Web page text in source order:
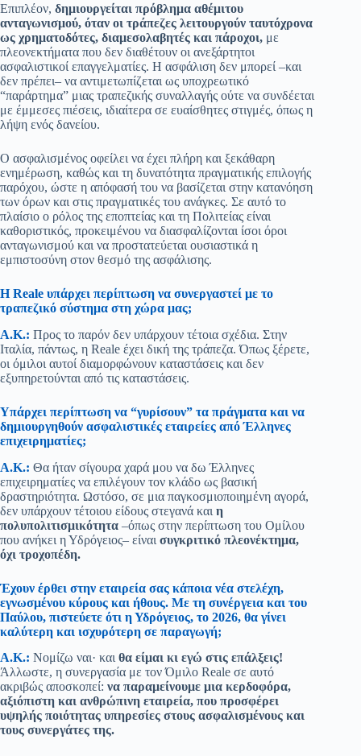
Επιπλέον, δημιουργείται πρόβλημα αθέμιτου
ανταγωνισμού, όταν οι τράπεζες λειτουργούν ταυτόχρονα
ως χρηματοδότες, διαμεσολαβητές και πάροχοι, με
πλεονεκτήματα που δεν διαθέτουν οι ανεξάρτητοι
ασφαλιστικοί επαγγελματίες. Η ασφάλιση δεν μπορεί –και
δεν πρέπει– να αντιμετωπίζεται ως υποχρεωτικό
“παράρτημα” μιας τραπεζικής συναλλαγής ούτε να συνδέεται
με έμμεσες πιέσεις, ιδιαίτερα σε ευαίσθητες στιγμές, όπως η
λήψη ενός δανείου.
Ο ασφαλισμένος οφείλει να έχει πλήρη και ξεκάθαρη
ενημέρωση, καθώς και τη δυνατότητα πραγματικής επιλογής
παρόχου, ώστε η απόφασή του να βασίζεται στην κατανόηση
των όρων και στις πραγματικές του ανάγκες. Σε αυτό το
πλαίσιο ο ρόλος της εποπτείας και τη Πολιτείας είναι
καθοριστικός, προκειμένου να διασφαλίζονται ίσοι όροι
ανταγωνισμού και να προστατεύεται ουσιαστικά η
εμπιστοσύνη στον θεσμό της ασφάλισης.
Η Reale υπάρχει περίπτωση να συνεργαστεί με το
τραπεζικό σύστημα στη χώρα μας;
Α.Κ.: Προς το παρόν δεν υπάρχουν τέτοια σχέδια. Στην
Ιταλία, πάντως, η Reale έχει δική της τράπεζα. Όπως ξέρετε,
οι όμιλοι αυτοί διαμορφώνουν καταστάσεις και δεν
εξυπηρετούνται από τις καταστάσεις.
Υπάρχει περίπτωση να “γυρίσουν” τα πράγματα και να
δημιουργηθούν ασφαλιστικές εταιρείες από Έλληνες
επιχειρηματίες;
Α.Κ.: Θα ήταν σίγουρα χαρά μου να δω Έλληνες
επιχειρηματίες να επιλέγουν τον κλάδο ως βασική
δραστηριότητα. Ωστόσο, σε μια παγκοσμιοποιημένη αγορά,
δεν υπάρχουν τέτοιου είδους στεγανά και η
πολυπολιτισμικότητα –όπως στην περίπτωση του Ομίλου
που ανήκει η Υδρόγειος– είναι συγκριτικό πλεονέκτημα,
όχι τροχοπέδη.
Έχουν έρθει στην εταιρεία σας κάποια νέα στελέχη,
εγνωσμένου κύρους και ήθους. Με τη συνέργεια και του
Παύλου, πιστεύετε ότι η Υδρόγειος, το 2026, θα γίνει
καλύτερη και ισχυρότερη σε παραγωγή;
Α.Κ.: Νομίζω ναι· και θα είμαι κι εγώ στις επάλξεις!
Άλλωστε, η συνεργασία με τον Όμιλο Reale σε αυτό
ακριβώς αποσκοπεί: να παραμείνουμε μια κερδοφόρα,
αξιόπιστη και ανθρώπινη εταιρεία, που προσφέρει
υψηλής ποιότητας υπηρεσίες στους ασφαλισμένους και
τους συνεργάτες της.